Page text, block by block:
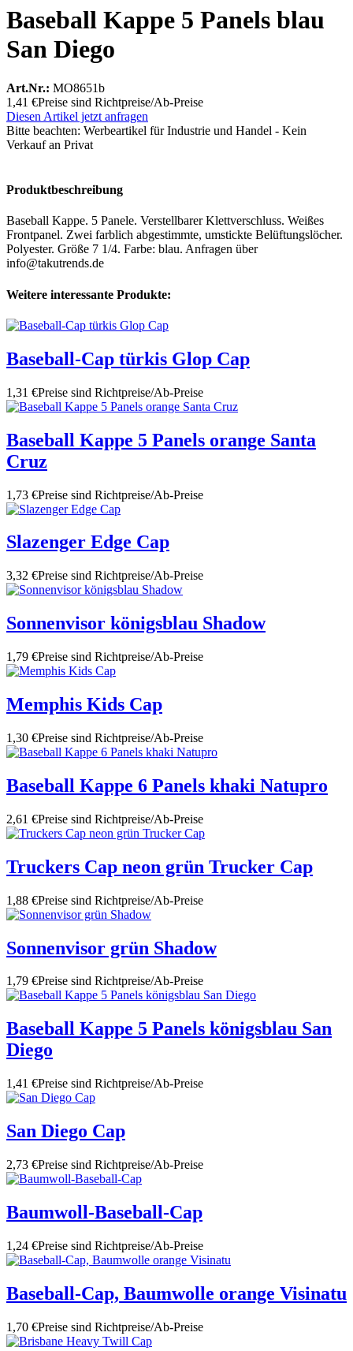
Baseball Kappe 5 Panels blau
San Diego
Art.Nr.: MO8651b
1,41 €Preise sind Richtpreise/Ab-Preise
Diesen Artikel jetzt anfragen
Bitte beachten: Werbeartikel für Industrie und Handel - Kein
Verkauf an Privat
Produktbeschreibung
Baseball Kappe. 5 Panele. Verstellbarer Klettverschluss. Weißes
Frontpanel. Zwei farblich abgestimmte, umstickte Belüftungslöcher.
Polyester. Größe 7 1/4. Farbe: blau. Anfragen über
info@takutrends.de
Weitere interessante Produkte:
Baseball-Cap türkis Glop Cap
1,31 €Preise sind Richtpreise/Ab-Preise
Baseball Kappe 5 Panels orange Santa
Cruz
1,73 €Preise sind Richtpreise/Ab-Preise
Slazenger Edge Cap
3,32 €Preise sind Richtpreise/Ab-Preise
Sonnenvisor königsblau Shadow
1,79 €Preise sind Richtpreise/Ab-Preise
Memphis Kids Cap
1,30 €Preise sind Richtpreise/Ab-Preise
Baseball Kappe 6 Panels khaki Natupro
2,61 €Preise sind Richtpreise/Ab-Preise
Truckers Cap neon grün Trucker Cap
1,88 €Preise sind Richtpreise/Ab-Preise
Sonnenvisor grün Shadow
1,79 €Preise sind Richtpreise/Ab-Preise
Baseball Kappe 5 Panels königsblau San
Diego
1,41 €Preise sind Richtpreise/Ab-Preise
San Diego Cap
2,73 €Preise sind Richtpreise/Ab-Preise
Baumwoll-Baseball-Cap
1,24 €Preise sind Richtpreise/Ab-Preise
Baseball-Cap, Baumwolle orange Visinatu
1,70 €Preise sind Richtpreise/Ab-Preise